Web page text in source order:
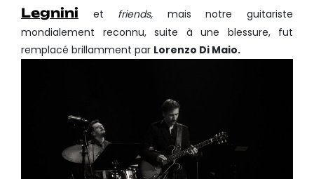
Legnini et friends, mais notre guitariste
mondialement reconnu, suite à une blessure, fut
remplacé brillamment par Lorenzo Di Maio.